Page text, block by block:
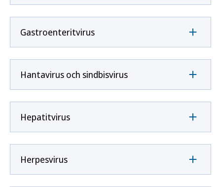
Gastroenteritvirus
Hantavirus och sindbisvirus
Hepatitvirus
Herpesvirus